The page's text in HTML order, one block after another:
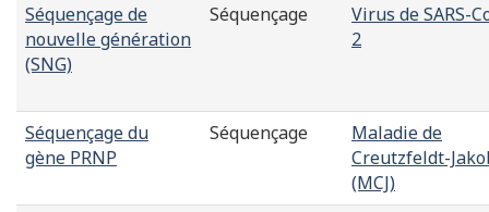
Séquençage de
nouvelle génération
(SNG)
Séquençage
Virus de SARS-
2
Séquençage du
gène PRNP
Séquençage
Maladie de
Creutzfeldt-
(MCJ)